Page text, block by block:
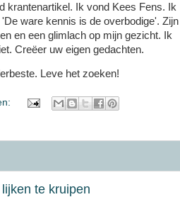
krantenartikel. Ik vond Kees Fens. Ik
ware kennis is de overbodige'. Zijn
en een glimlach op mijn gezicht. Ik
Creëer uw eigen gedachten.
Leve het zoeken!
te kruipen